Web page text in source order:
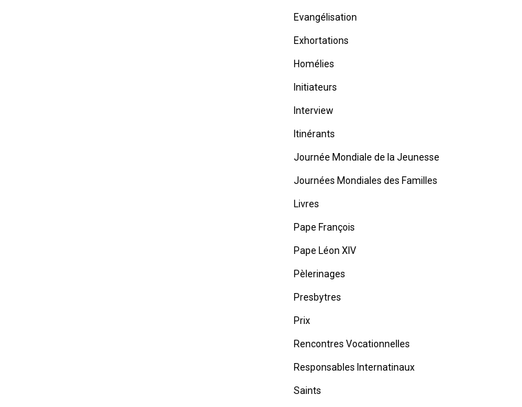
Evangélisation
Exhortations
Homélies
Initiateurs
Interview
Itinérants
Journée Mondiale de la Jeunesse
Journées Mondiales des Familles
Livres
Pape François
Pape Léon XIV
Pèlerinages
Presbytres
Prix
Rencontres Vocationnelles
Responsables Internatinaux
Saints